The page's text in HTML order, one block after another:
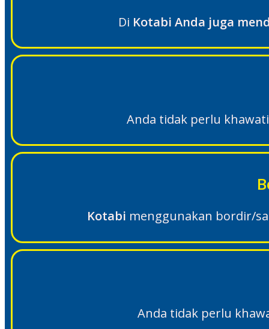
Di Kotabi Anda juga
Anda tidak perlu
Kotabi menggunakan bordir/
Anda tidak perlu